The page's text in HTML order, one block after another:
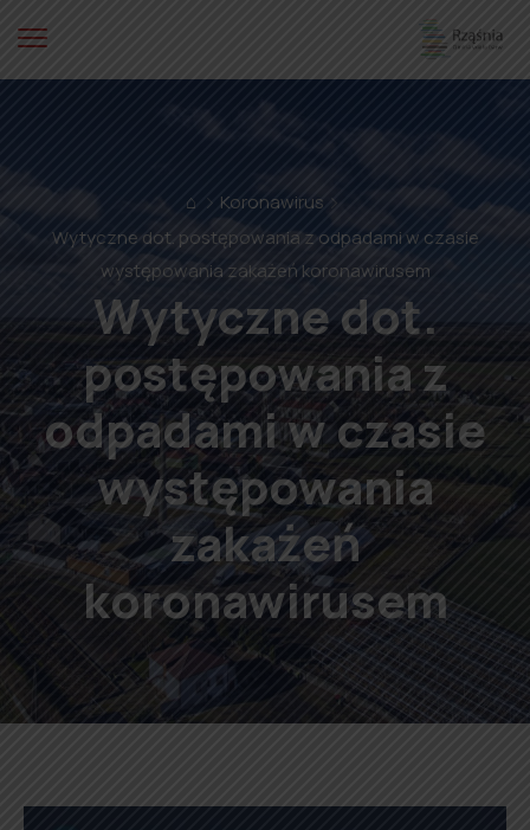
⌂
Koronawirus
Wytyczne dot. postępowania z odpadami w czasie
występowania zakażeń koronawirusem
Wytyczne dot.
postępowania z
odpadami w czasie
występowania
zakażeń
koronawirusem